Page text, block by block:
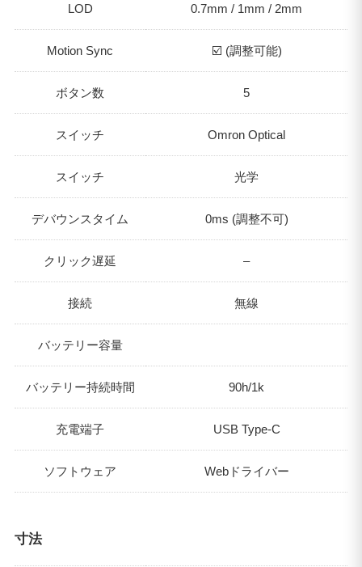
LOD 0.7mm / 1mm / 2mm
Motion Sync ☑️ (調整可能)
ボタン数 5
スイッチ Omron Optical
スイッチ 光学
デバウンスタイム 0ms (調整不可)
クリック遅延 –
接続 無線
バッテリー容量
バッテリー持続時間 90h/1k
充電端子 USB Type-C
ソフトウェア Webドライバー
寸法